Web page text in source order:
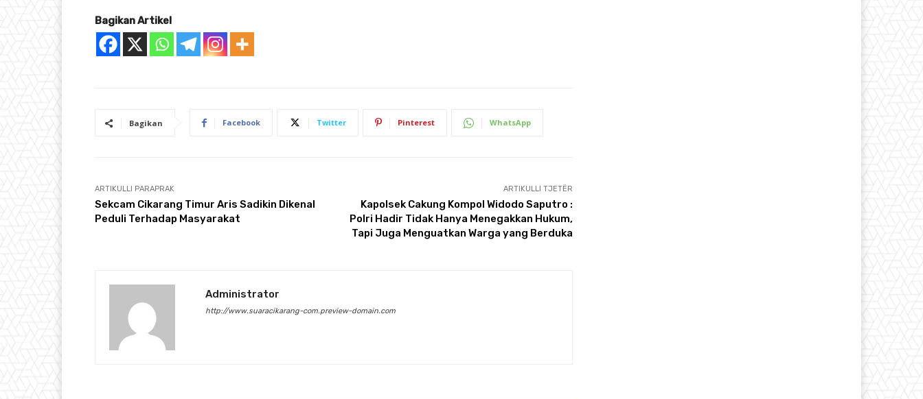
Bagikan Artikel
Bagikan Facebook Twitter Pinterest WhatsApp
ARTIKULLI PARAPRAK
Sekcam Cikarang Timur Aris Sadikin Dikenal
Peduli Terhadap Masyarakat
ARTIKULLI TJETËR
Kapolsek Cakung Kompol Widodo Saputro :
Polri Hadir Tidak Hanya Menegakkan Hukum,
Tapi Juga Menguatkan Warga yang Berduka
Administrator
http://www.suaracikarang-com.preview-domain.com